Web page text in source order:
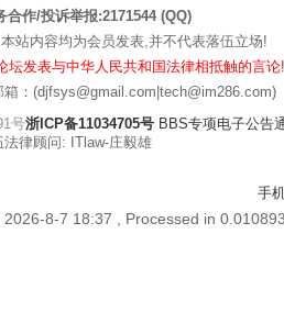
合作/投诉举报:2171544 (QQ)
站内容均为会员发表,并不代表落伍立场!
坛发表与中华人民共和国法律相抵触的言论!
：(djfsys@gmail.com|tech@im286.com)
号浙ICP备11034705号 BBS专项电子公告
律顾问: ITlaw-庄毅雄
手
2026-8-7 18:37 , Processed in